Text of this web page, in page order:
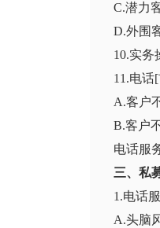
C.潜力
D.外围
10.实务
11.电话
A.客户
B.客户
电话服
三、私
1.电话
A.头脑